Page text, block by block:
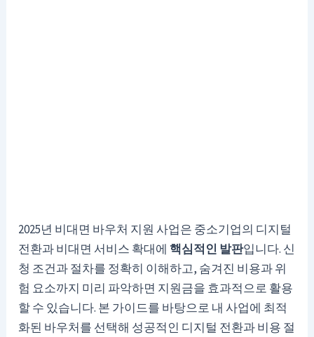
2025년 비대면 바우처 지원 사업은 중소기업의 디지털
전환과 비대면 서비스 확대에 핵심적인 발판입니다. 신
청 조건과 절차를 정확히 이해하고, 숨겨진 비용과 위
험 요소까지 미리 파악하면 지원금을 효과적으로 활용
할 수 있습니다. 본 가이드를 바탕으로 내 사업에 최적
화된 바우처를 선택해 성공적인 디지털 전환과 비용 절